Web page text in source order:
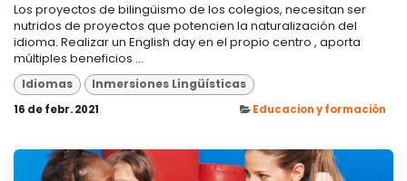
Los proyectos de bilingüismo de los colegios, necesitan ser
nutridos de proyectos que potencien la naturalización del
idioma. Realizar un English day en el propio centro , aporta
múltiples beneficios ...
Idiomas Inmersiones Lingüísticas
16 de febr. 2021 Educacion y formación